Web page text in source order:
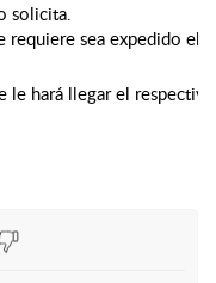
solicita.
requiere sea expedido el
le hará llegar el